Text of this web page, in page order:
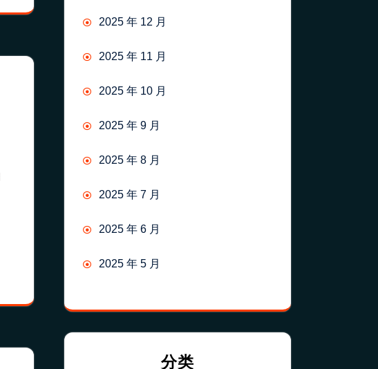
2025 年 12 月
2025 年 11 月
2025 年 10 月
2025 年 9 月
2025 年 8 月
2025 年 7 月
2025 年 6 月
2025 年 5 月
分类